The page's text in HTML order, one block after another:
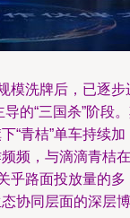
模洗牌后，已逐步
的“三国杀”阶段
“青桔”单车持续加
频，与滴滴青桔在
乎路面投放量的多
协同层面的深层博